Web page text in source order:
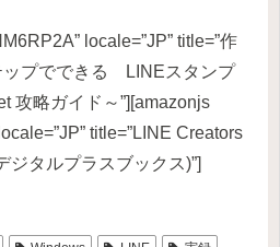
locale=”JP” title=”作
プでできる LINEスタンプ
攻略ガイド～”][amazonjs
title=”LINE Creators
ジタルプラスブックス)”]